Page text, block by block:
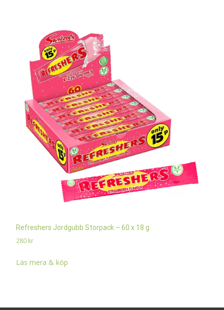
Refreshers Jordgubb Storpack – 60 x 18 g
280 kr
Läs mera & köp